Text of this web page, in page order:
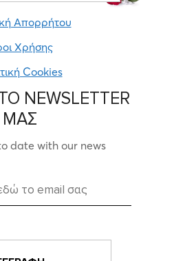
Απορρήτου
Χρήσης
Cookies
NEWSLETTER
ΜΑΣ
date with our news